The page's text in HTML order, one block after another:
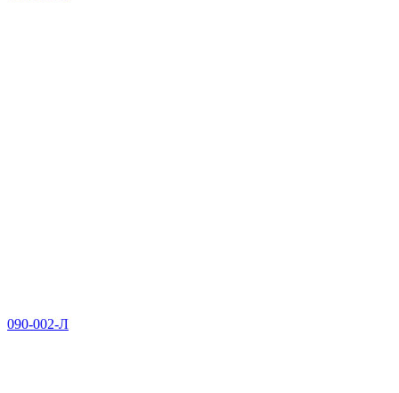
090-002-Л